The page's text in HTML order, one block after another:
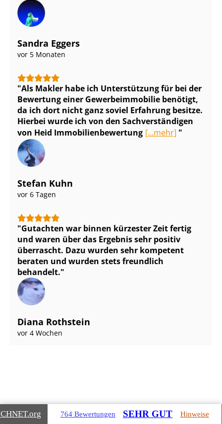
Sandra Eggers
vor 5 Monaten
Als Makler habe ich Unterstützung für bei der
Bewertung einer Ge­wer­be­im­mo­bi­lie benötigt,
da ich dort nicht ganz soviel Erfahrung besitze.
Hierbei wurde ich von den Sach­ver­stän­di­gen
von Heid Im­mo­bi­li­en­be­wer­tung [...mehr]
Stefan Kuhn
vor 6 Tagen
Gutachten war binnen kürzester Zeit fertig
und waren über das Ergebnis sehr positiv
überrascht. Dazu wurden sehr kompetent
beraten und wurden stets freundlich
behandelt.
Diana Rothstein
vor 4 Wochen
Gebäudearten, die wir für Sie
.org 764 Bewertungen SEHR GUT Hinweise